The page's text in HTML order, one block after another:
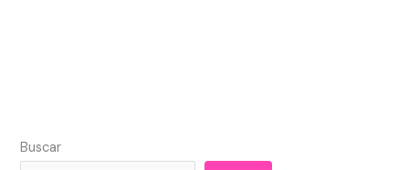
Buscar